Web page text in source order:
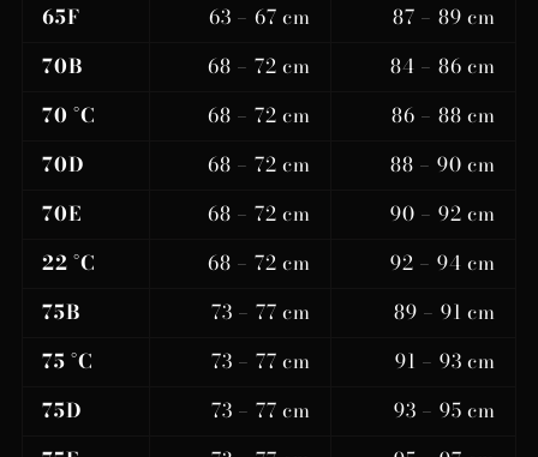
65F
63 – 67 cm
87 – 89 cm
70B
68 – 72 cm
84 – 86 cm
70 °C
68 – 72 cm
86 – 88 cm
70D
68 – 72 cm
88 – 90 cm
70E
68 – 72 cm
90 – 92 cm
22 °C
68 – 72 cm
92 – 94 cm
75B
73 – 77 cm
89 – 91 cm
75 °C
73 – 77 cm
91 – 93 cm
75D
73 – 77 cm
93 – 95 cm